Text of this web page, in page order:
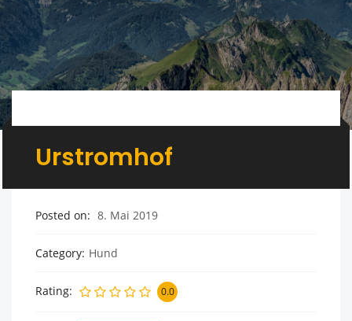
Urstromhof
Posted on 8. Mai 2019
Category Hund
Rating 0.0